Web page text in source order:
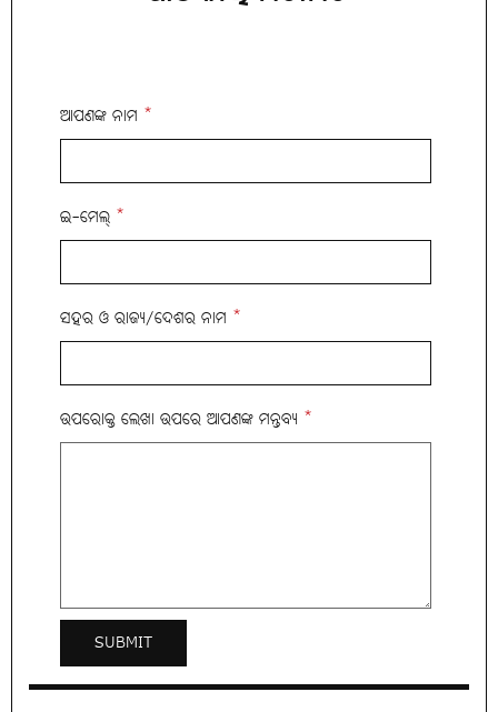
ଆପଣଙ୍କ ନାମ *
ଇ-ମେଲ୍ *
ସହର ଓ ରାଜ୍ୟ/ଦେଶର ନାମ *
ଉପରୋକ୍ତ ଲେଖା ଉପରେ ଆପଣଙ୍କ ମନ୍ତବ୍ୟ *